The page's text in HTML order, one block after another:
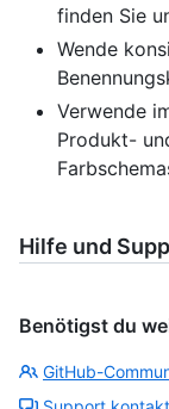
finden Sie
Wende
Verwende
Produkt-
Hilfe und
Benötigst du
GitHub-